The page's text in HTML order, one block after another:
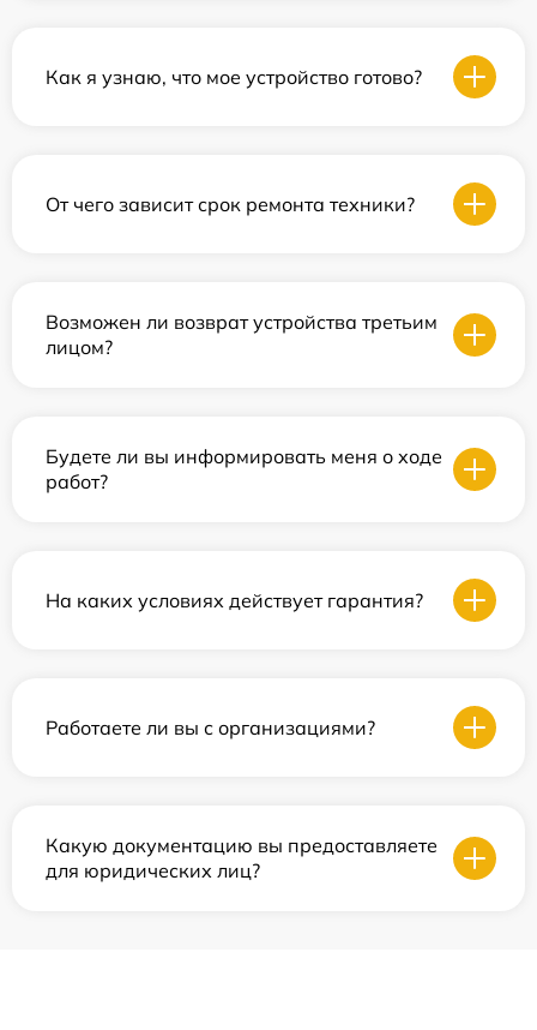
Как я узнаю, что мое устройство готово?
От чего зависит срок ремонта техники?
Возможен ли возврат устройства третьим
лицом?
Будете ли вы информировать меня о ходе
работ?
На каких условиях действует гарантия?
Работаете ли вы с организациями?
Какую документацию вы предоставляете
для юридических лиц?